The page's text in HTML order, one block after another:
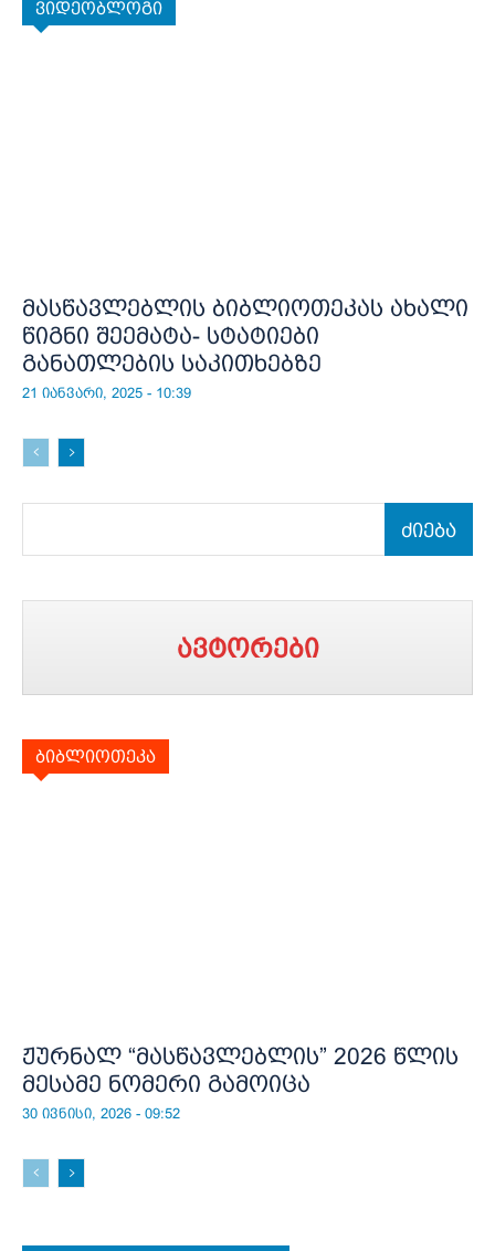
ვიდეობლოგი
მასწავლებლის ბიბლიოთეკას ახალი
წიგნი შეემატა- სტატიები
განათლების საკითხებზე
21 იანვარი, 2025 - 10:39
ძიება
ავტორები
ბიბლიოთეკა
ჟურნალ “მასწავლებლის” 2026 წლის
მესამე ნომერი გამოიცა
30 ივნისი, 2026 - 09:52